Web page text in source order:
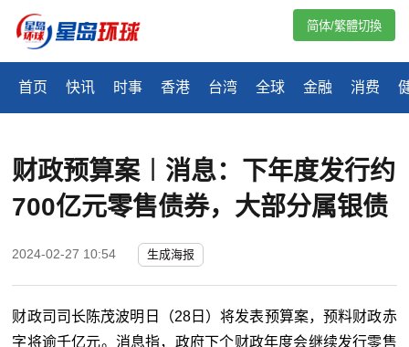
首页 快讯 时事 香港 台湾 全球 金融 消费
简体/繁體切換
财政预算案︱消息：下年度发行约
700亿元零售债券，大部分属银债
2024-02-27 10:54 生成海报
财政司司长陈茂波明日（28日）将发表预算案，预料财政赤
字将逾千亿元。消息指，政府下个财政年度会继续发行零售